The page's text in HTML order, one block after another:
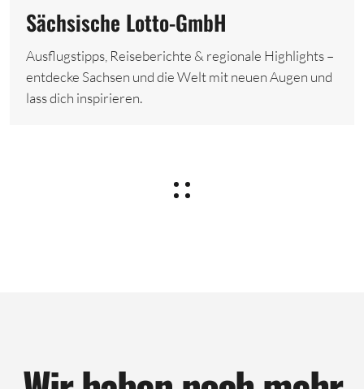
Sächsische Lotto-GmbH
Ausflugstipps, Reiseberichte & regionale Highlights –
entdecke Sachsen und die Welt mit neuen Augen und
lass dich inspirieren.